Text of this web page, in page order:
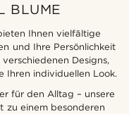
BLUME
Ihnen vielfältige
und Ihre Persönlichkeit
Designs,
Ihren individuellen Look.
für den Alltag – unsere
zu einem besonderen